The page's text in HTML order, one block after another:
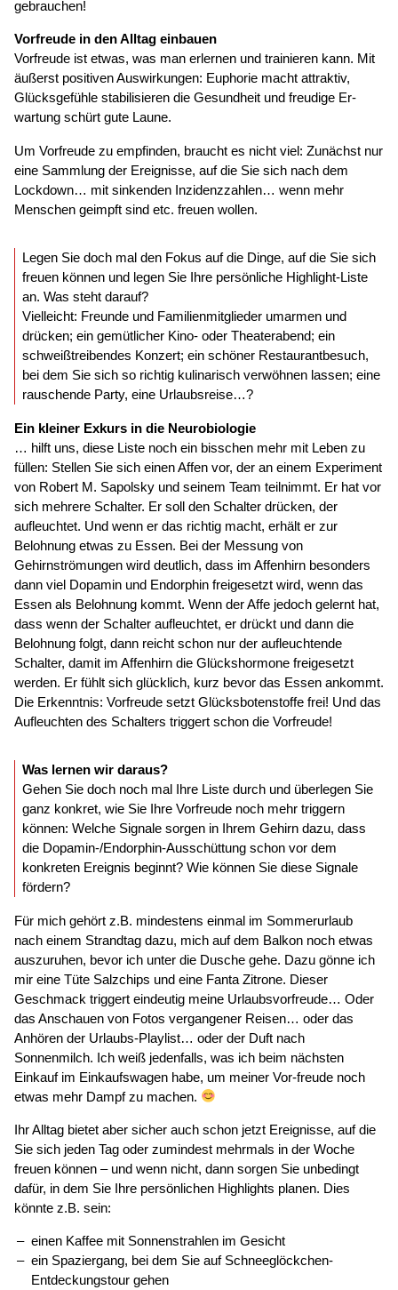
gebrauchen!
Vorfreude in den Alltag einbauen
Vorfreude ist etwas, was man erlernen und trainieren kann. Mit
äußerst positiven Auswirkungen: Euphorie macht attraktiv,
Glücksgefühle stabilisieren die Gesundheit und freudige Er-
wartung schürt gute Laune.
Um Vorfreude zu empfinden, braucht es nicht viel: Zunächst nur
eine Sammlung der Ereignisse, auf die Sie sich nach dem
Lockdown… mit sinkenden Inzidenzzahlen… wenn mehr
Menschen geimpft sind etc. freuen wollen.
Legen Sie doch mal den Fokus auf die Dinge, auf die Sie sich
freuen können und legen Sie Ihre persönliche Highlight-Liste
an. Was steht darauf?
Vielleicht: Freunde und Familienmitglieder umarmen und
drücken; ein gemütlicher Kino- oder Theaterabend; ein
schweißtreibendes Konzert; ein schöner Restaurantbesuch,
bei dem Sie sich so richtig kulinarisch verwöhnen lassen; eine
rauschende Party, eine Urlaubsreise…?
Ein kleiner Exkurs in die Neurobiologie
… hilft uns, diese Liste noch ein bisschen mehr mit Leben zu
füllen: Stellen Sie sich einen Affen vor, der an einem Experiment
von Robert M. Sapolsky und seinem Team teilnimmt. Er hat vor
sich mehrere Schalter. Er soll den Schalter drücken, der
aufleuchtet. Und wenn er das richtig macht, erhält er zur
Belohnung etwas zu Essen. Bei der Messung von
Gehirnströmungen wird deutlich, dass im Affenhirn besonders
dann viel Dopamin und Endorphin freigesetzt wird, wenn das
Essen als Belohnung kommt. Wenn der Affe jedoch gelernt hat,
dass wenn der Schalter aufleuchtet, er drückt und dann die
Belohnung folgt, dann reicht schon nur der aufleuchtende
Schalter, damit im Affenhirn die Glückshormone freigesetzt
werden. Er fühlt sich glücklich, kurz bevor das Essen ankommt.
Die Erkenntnis: Vorfreude setzt Glücksbotenstoffe frei! Und das
Aufleuchten des Schalters triggert schon die Vorfreude!
Was lernen wir daraus?
Gehen Sie doch noch mal Ihre Liste durch und überlegen Sie
ganz konkret, wie Sie Ihre Vorfreude noch mehr triggern
können: Welche Signale sorgen in Ihrem Gehirn dazu, dass
die Dopamin-/Endorphin-Ausschüttung schon vor dem
konkreten Ereignis beginnt? Wie können Sie diese Signale
fördern?
Für mich gehört z.B. mindestens einmal im Sommerurlaub
nach einem Strandtag dazu, mich auf dem Balkon noch etwas
auszuruhen, bevor ich unter die Dusche gehe. Dazu gönne ich
mir eine Tüte Salzchips und eine Fanta Zitrone. Dieser
Geschmack triggert eindeutig meine Urlaubsvorfreude… Oder
das Anschauen von Fotos vergangener Reisen… oder das
Anhören der Urlaubs-Playlist… oder der Duft nach
Sonnenmilch. Ich weiß jedenfalls, was ich beim nächsten
Einkauf im Einkaufswagen habe, um meiner Vor-freude noch
etwas mehr Dampf zu machen.
Ihr Alltag bietet aber sicher auch schon jetzt Ereignisse, auf die
Sie sich jeden Tag oder zumindest mehrmals in der Woche
freuen können – und wenn nicht, dann sorgen Sie unbedingt
dafür, in dem Sie Ihre persönlichen Highlights planen. Dies
könnte z.B. sein:
einen Kaffee mit Sonnenstrahlen im Gesicht
ein Spaziergang, bei dem Sie auf Schneeglöckchen-
Entdeckungstour gehen